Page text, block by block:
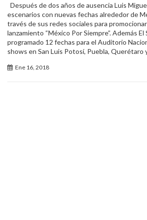
Después de dos años de ausencia Luis
escenarios con nuevas fechas alrededor de
través de sus redes sociales para
lanzamiento “México Por Siempre”. Además El
programado 12 fechas para el Auditorio
shows en San Luis Potosí, Puebla, Querétaro
Ene 16, 2018